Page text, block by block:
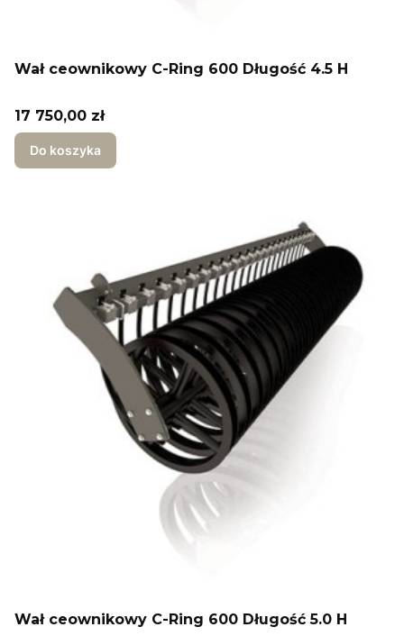
Wał ceownikowy C-Ring 600 Długość 4.5 H
Cena
17 750,00 zł
Do koszyka
Wał ceownikowy C-Ring 600 Długość 5.0 H